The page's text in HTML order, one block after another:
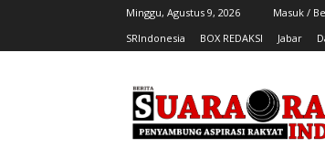
Minggu, Agustus 9, 2026
Masuk /
SRIndonesia
BOX REDAKSI Jabar